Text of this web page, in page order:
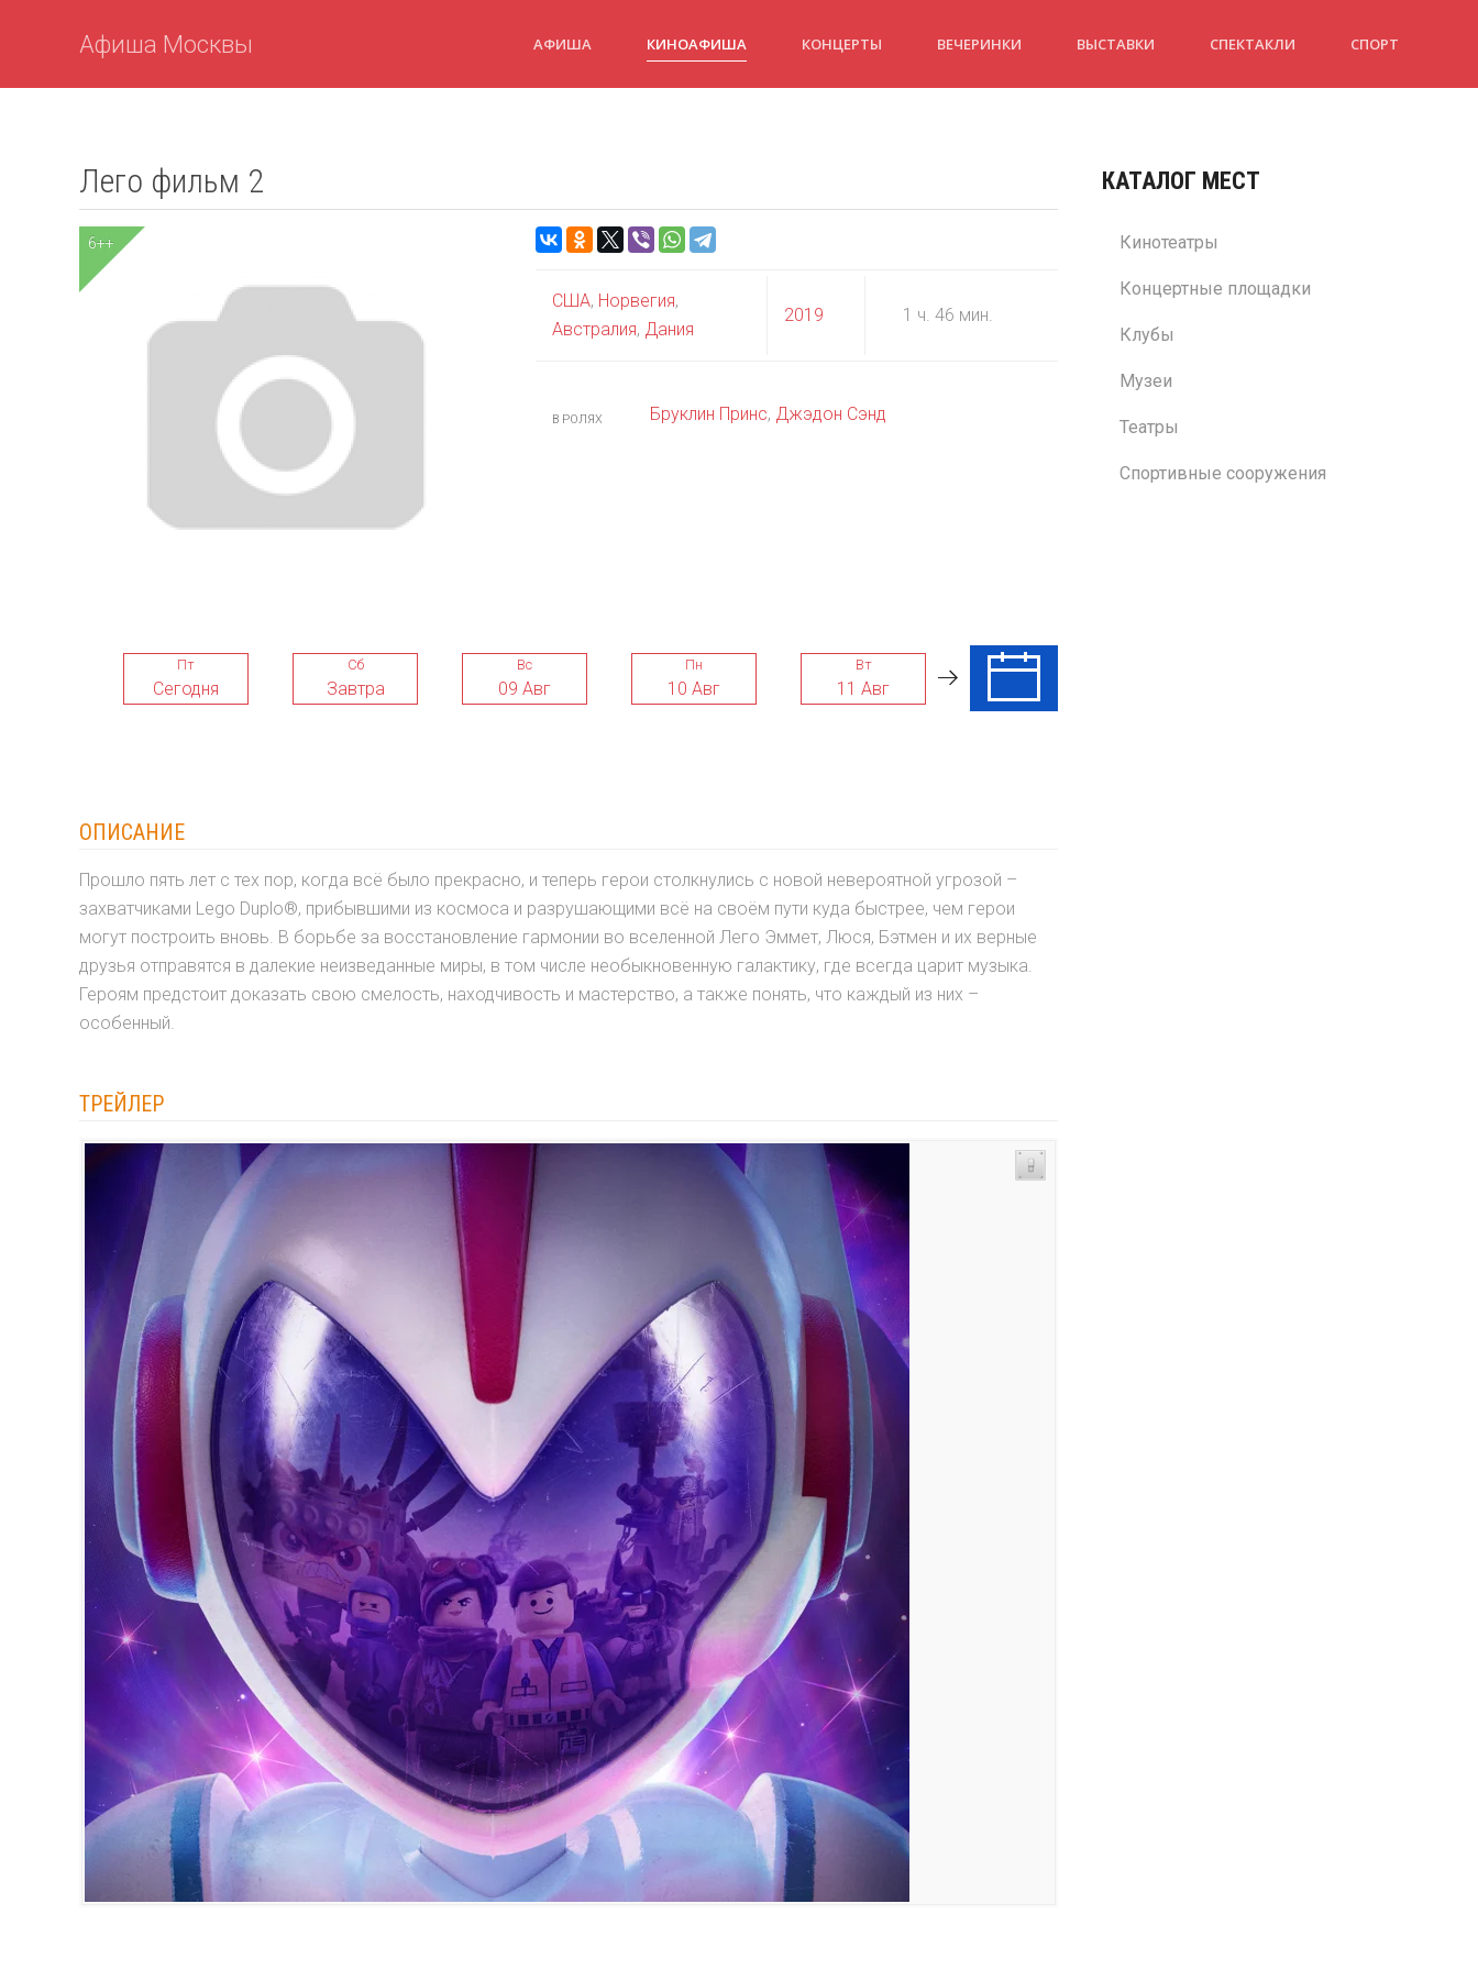
Афиша Москвы АФИША КИНОАФИША КОНЦЕРТЫ ВЕЧЕРИНКИ ВЫСТАВКИ СПЕКТАКЛИ СПОРТ
Лего фильм 2
6++
США, Норвегия,
Австралия, Дания
2019 1 ч. 46 мин.
В РОЛЯХ Бруклин Принс, Джэдон Сэнд
Пт
Сегодня
Сб
Завтра
Вс
09 Авг
Пн
10 Авг
Вт
11 Авг
Ср
ОПИСАНИЕ
Прошло пять лет с тех пор, когда всё было прекрасно, и теперь герои столкнулись с новой невероятной угрозой –
захватчиками Lego Duplo®, прибывшими из космоса и разрушающими всё на своём пути куда быстрее, чем герои
могут построить вновь. В борьбе за восстановление гармонии во вселенной Лего Эммет, Люся, Бэтмен и их верные
друзья отправятся в далекие неизведанные миры, в том числе необыкновенную галактику, где всегда царит музыка.
Героям предстоит доказать свою смелость, находчивость и мастерство, а также понять, что каждый из них –
особенный.
ТРЕЙЛЕР
КАТАЛОГ МЕСТ
Кинотеатры
Концертные площадки
Клубы
Музеи
Театры
Спортивные сооружения